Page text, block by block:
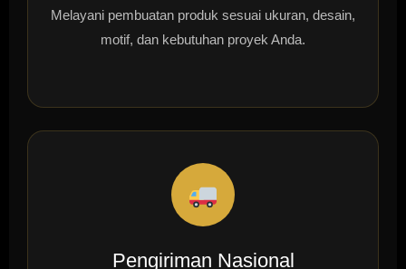
Melayani pembuatan produk sesuai ukuran, desain,
motif, dan kebutuhan proyek Anda.
Pengiriman Nasional